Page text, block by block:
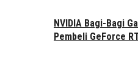
NVIDIA Bagi-Bagi
Pembeli GeForce